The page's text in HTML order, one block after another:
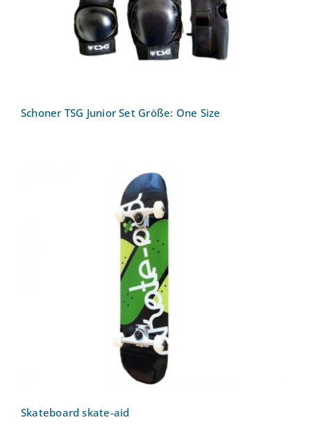
Schoner TSG Junior Set Größe: One Size
Skateboard skate-aid
Skateboard skate-aid